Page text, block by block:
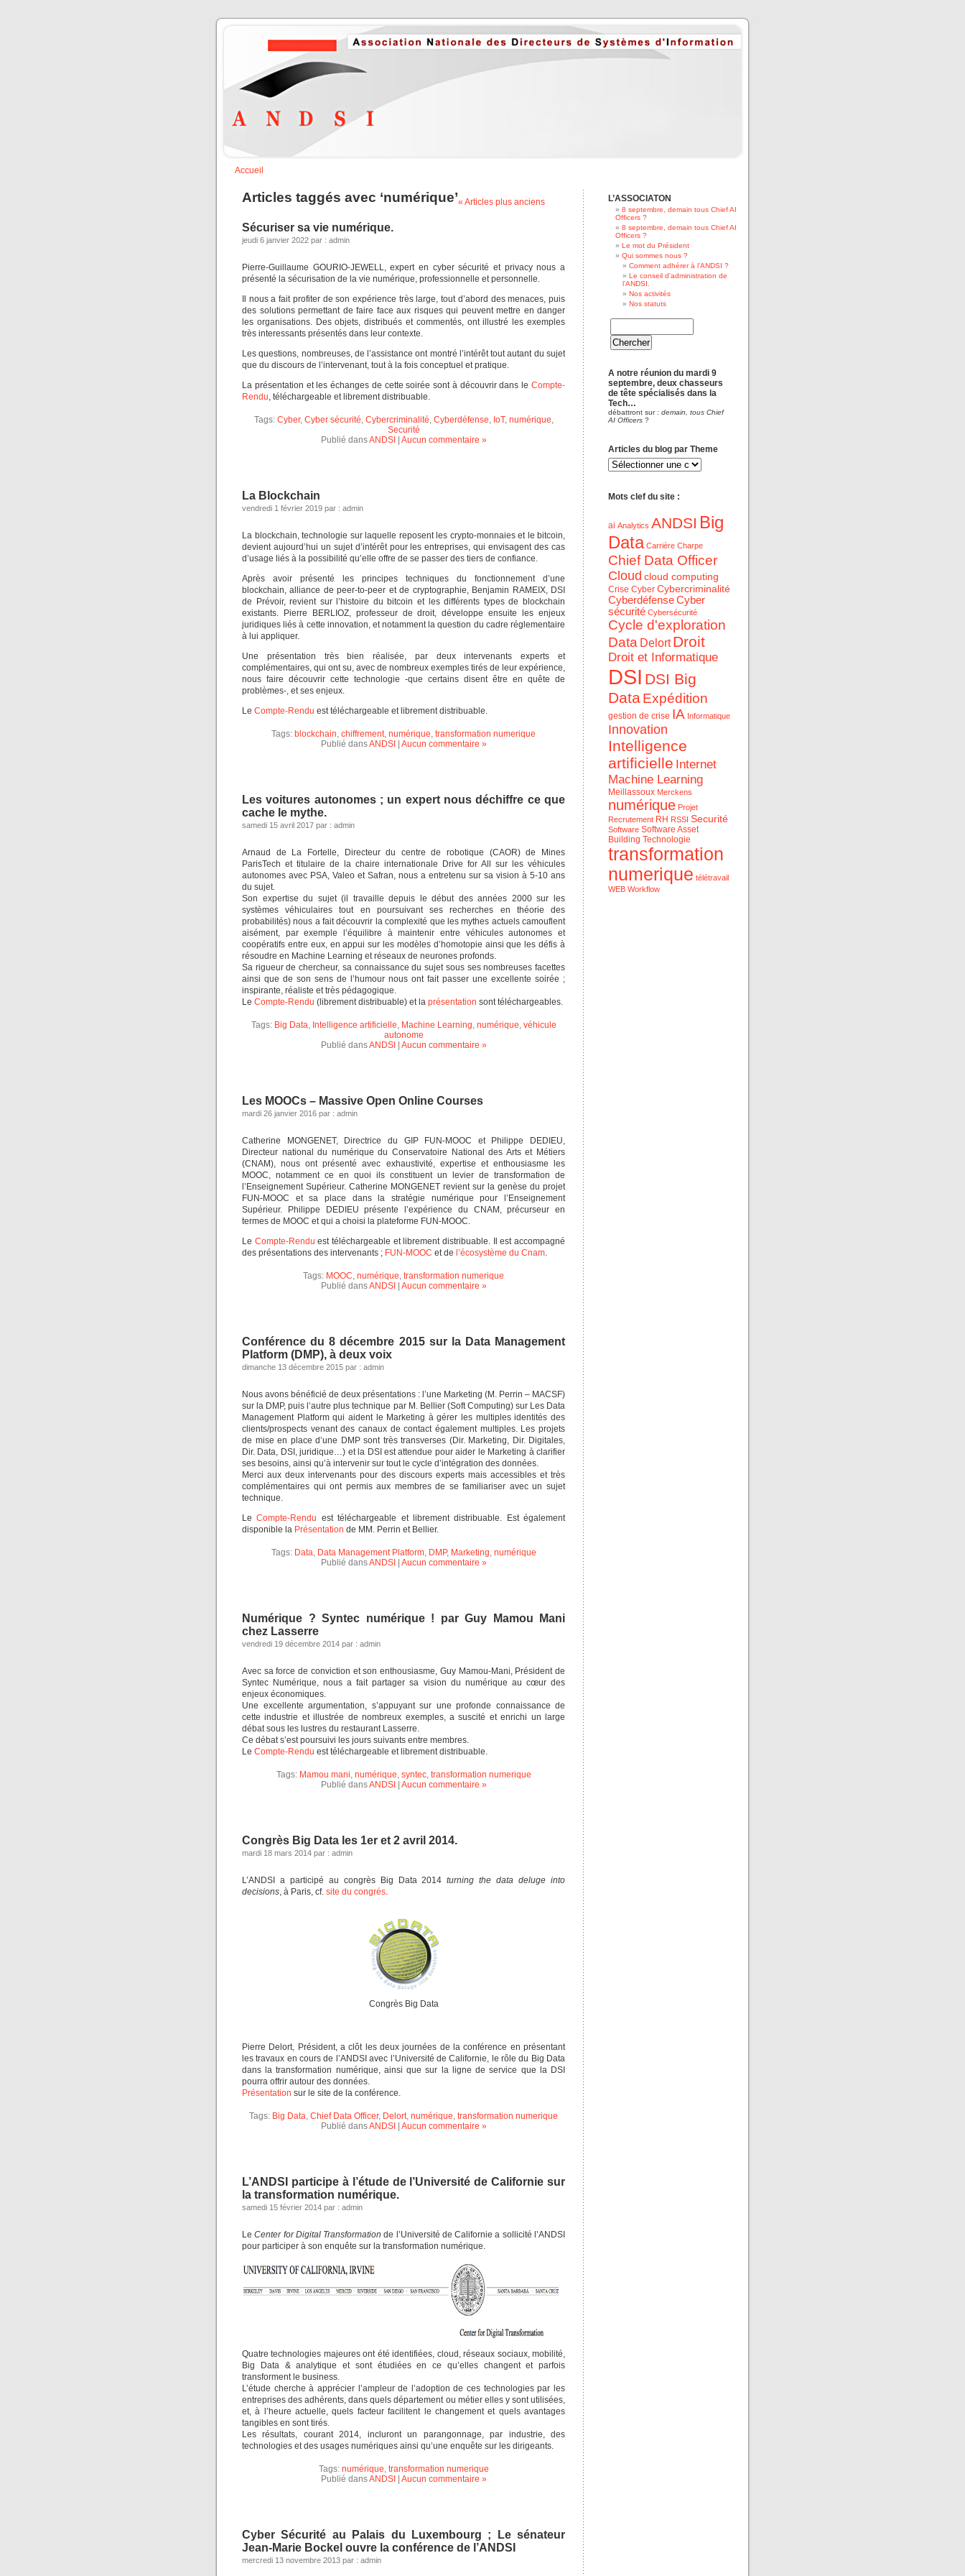
Accueil
Articles taggés avec ‘numérique’« Articles plus anciens
Sécuriser sa vie numérique.
jeudi 6 janvier 2022 par : admin
Pierre-Guillaume GOURIO-JEWELL, expert en cyber sécurité et privacy nous a
présenté la sécurisation de la vie numérique, professionnelle et personnelle.
Il nous a fait profiter de son expérience très large, tout d’abord des menaces, puis
des solutions permettant de faire face aux risques qui peuvent mettre en danger
les organisations. Des objets, distribués et commentés, ont illustré les exemples
très interessants présentés dans leur contexte.
Les questions, nombreuses, de l’assistance ont montré l’intérêt tout autant du sujet
que du discours de l’intervenant, tout à la fois conceptuel et pratique.
La présentation et les échanges de cette soirée sont à découvrir dans le Compte-
Rendu, téléchargeable et librement distribuable.
Tags: Cyber, Cyber sécurité, Cybercriminalité, Cyberdéfense, IoT, numérique,
Securité
Publié dansANDSI Aucun commentaire »
La Blockchain
vendredi 1 février 2019 par : admin
La blockchain, technologie sur laquelle reposent les crypto-monnaies et le bitcoin,
devient aujourd’hui un sujet d’intérêt pour les entreprises, qui envisagent des cas
d’usage liés à la possibilité qu’elle offre de se passer des tiers de confiance.
Après avoir présenté les principes techniques du fonctionnement d’une
blockchain, alliance de peer-to-peer et de cryptographie, Benjamin RAMEIX, DSI
de Prévoir, revient sur l’histoire du bitcoin et les différents types de blockchain
existants. Pierre BERLIOZ, professeur de droit, développe ensuite les enjeux
juridiques liés à cette innovation, et notamment la question du cadre réglementaire
à lui appliquer.
Une présentation très bien réalisée, par deux intervenants experts et
complémentaires, qui ont su, avec de nombreux exemples tirés de leur expérience,
nous faire découvrir cette technologie -que certains disent être en quête de
problèmes-, et ses enjeux.
Le Compte-Rendu est téléchargeable et librement distribuable.
Tags: blockchain, chiffrement, numérique, transformation numerique
Publié dansANDSI Aucun commentaire »
Les voitures autonomes ; un expert nous déchiffre ce que
cache le mythe.
samedi 15 avril 2017 par : admin
Arnaud de La Fortelle, Directeur du centre de robotique (CAOR) de Mines
ParisTech et titulaire de la chaire internationale Drive for All sur les véhicules
autonomes avec PSA, Valeo et Safran, nous a entretenu sur sa vision à 5-10 ans
du sujet.
Son expertise du sujet (il travaille depuis le début des années 2000 sur les
systèmes véhiculaires tout en poursuivant ses recherches en théorie des
probabilités) nous a fait découvrir la complexité que les mythes actuels camouflent
aisément, par exemple l’équilibre à maintenir entre véhicules autonomes et
coopératifs entre eux, en appui sur les modèles d’homotopie ainsi que les défis à
résoudre en Machine Learning et réseaux de neurones profonds.
Sa rigueur de chercheur, sa connaissance du sujet sous ses nombreuses facettes
ainsi que de son sens de l’humour nous ont fait passer une excellente soirée ;
inspirante, réaliste et très pédagogique.
Le Compte-Rendu (librement distribuable) et la présentation sont téléchargeables.
Tags: Big Data, Intelligence artificielle, Machine Learning, numérique, véhicule
autonome
Publié dansANDSI Aucun commentaire »
Les MOOCs – Massive Open Online Courses
mardi 26 janvier 2016 par : admin
Catherine MONGENET, Directrice du GIP FUN-MOOC et Philippe DEDIEU,
Directeur national du numérique du Conservatoire National des Arts et Métiers
(CNAM), nous ont présenté avec exhaustivité, expertise et enthousiasme les
MOOC, notamment ce en quoi ils constituent un levier de transformation de
l’Enseignement Supérieur. Catherine MONGENET revient sur la genèse du projet
FUN-MOOC et sa place dans la stratégie numérique pour l’Enseignement
Supérieur. Philippe DEDIEU présente l’expérience du CNAM, précurseur en
termes de MOOC et qui a choisi la plateforme FUN-MOOC.
Le Compte-Rendu est téléchargeable et librement distribuable. Il est accompagné
des présentations des intervenants ; FUN-MOOC et de l’écosystème du Cnam.
Tags: MOOC, numérique, transformation numerique
Publié dansANDSI Aucun commentaire »
Conférence du 8 décembre 2015 sur la Data Management
Platform (DMP), à deux voix
dimanche 13 décembre 2015 par : admin
Nous avons bénéficié de deux présentations : l’une Marketing (M. Perrin – MACSF)
sur la DMP, puis l’autre plus technique par M. Bellier (Soft Computing) sur Les Data
Management Platform qui aident le Marketing à gérer les multiples identités des
clients/prospects venant des canaux de contact également multiples. Les projets
de mise en place d’une DMP sont très transverses (Dir. Marketing, Dir. Digitales,
Dir. Data, DSI, juridique…) et la DSI est attendue pour aider le Marketing à clarifier
ses besoins, ainsi qu’à intervenir sur tout le cycle d’intégration des données.
Merci aux deux intervenants pour des discours experts mais accessibles et très
complémentaires qui ont permis aux membres de se familiariser avec un sujet
technique.
LeCompte-Rendu est téléchargeable et librement distribuable. Est également
disponible la Présentation de MM. Perrin et Bellier.
Tags: Data, Data Management Platform, DMP, Marketing, numérique
Publié dansANDSI Aucun commentaire »
Numérique ? Syntec numérique ! par Guy Mamou Mani
chez Lasserre
vendredi 19 décembre 2014 par : admin
Avec sa force de conviction et son enthousiasme, Guy Mamou-Mani, Président de
Syntec Numérique, nous a fait partager sa vision du numérique au cœur des
enjeux économiques.
Une excellente argumentation, s’appuyant sur une profonde connaissance de
cette industrie et illustrée de nombreux exemples, a suscité et enrichi un large
débat sous les lustres du restaurant Lasserre.
Ce débat s’est poursuivi les jours suivants entre membres.
Le Compte-Rendu est téléchargeable et librement distribuable.
Tags: Mamou mani, numérique, syntec, transformation numerique
Publié dansANDSI Aucun commentaire »
Congrès Big Data les 1er et 2 avril 2014.
mardi 18 mars 2014 par : admin
L’ANDSI a participé au congrès Big Data 2014turning the data deluge into
decisions, à Paris, cf. site du congrés.
Congrès Big Data
Pierre Delort, Président, a clôt les deux journées de la conférence en présentant
les travaux en cours de l’ANDSI avec l’Université de Californie, le rôle du Big Data
dans la transformation numérique, ainsi que sur la ligne de service que la DSI
pourra offrir autour des données.
Présentation sur le site de la conférence.
Tags: Big Data, Chief Data Officer, Delort, numérique, transformation numerique
Publié dansANDSI Aucun commentaire »
L’ANDSI participe à l’étude de l’Université de Californie sur
la transformation numérique.
samedi 15 février 2014 par : admin
LeCenter for Digital Transformation de l’Université de Californie a sollicité l’ANDSI
pour participer à son enquête sur la transformation numérique.
Quatre technologies majeures ont été identifiées, cloud, réseaux sociaux, mobilité,
Big Data & analytique et sont étudiées en ce qu’elles changent et parfois
transforment le business.
L’étude cherche à apprécier l’ampleur de l’adoption de ces technologies par les
entreprises des adhérents, dans quels département ou métier elles y sont utilisées,
et, à l’heure actuelle, quels facteur facilitent le changement et quels avantages
tangibles en sont tirés.
Les résultats, courant 2014, incluront un parangonnage, par industrie, des
technologies et des usages numériques ainsi qu’une enquête sur les dirigeants.
Tags: numérique, transformation numerique
Publié dansANDSI Aucun commentaire »
Cyber Sécurité au Palais du Luxembourg ; Le sénateur
Jean-Marie Bockel ouvre la conférence de l’ANDSI
mercredi 13 novembre 2013 par : admin
L’ASSOCIATON
8 septembre, demain tous Chief AI
Officers ?
8 septembre, demain tous Chief AI
Officers ?
Le mot du Président
Qui sommes nous ?
Comment adhérer à l’ANDSI ?
Le conseil d’administration de
l’ANDSI.
Nos activités
Nos statuts
A notre réunion du mardi 9
septembre, deux chasseurs
de tête spécialisés dans la
Tech…
débattront sur : demain, tous Chief
AI Officers ?
Articles du blog par Theme
Articles
du
blog
Mots clef du site :
ai Analytics ANDSI Big
Data Carrière Charpe
Chief Data Officer
Cloud cloud computing
Crise Cyber Cybercriminalité
CyberdéfenseCyber
sécurité Cybersécurité
Cycle d'exploration
Data Delort Droit
Droit et Informatique
DSI DSI Big
DataExpédition
gestion de crise IA Informatique
Innovation
Intelligence
artificielle Internet
Machine Learning
Meillassoux Merckens
numérique Projet
Recrutement RH RSSI Securité
Software Software Asset
Building Technologie
transformation
numerique télétravail
WEB Workflow